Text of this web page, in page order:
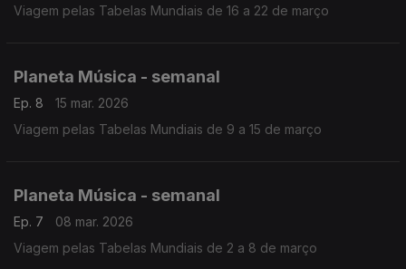
Viagem pelas Tabelas Mundiais de 16 a 22 de março
Planeta Música - semanal
Ep. 8
15 mar. 2026
Viagem pelas Tabelas Mundiais de 9 a 15 de março
Planeta Música - semanal
Ep. 7
08 mar. 2026
Viagem pelas Tabelas Mundiais de 2 a 8 de março